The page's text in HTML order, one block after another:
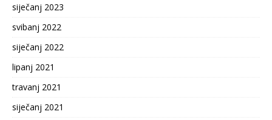
siječanj 2023
svibanj 2022
siječanj 2022
lipanj 2021
travanj 2021
siječanj 2021